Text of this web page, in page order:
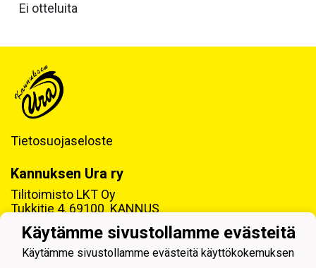
Ei otteluita
Tietosuojaseloste
Kannuksen Ura ry
Tilitoimisto LKT Oy
Tukkitie 4, 69100 KANNUS
Y-tunnus: 0218992-7
Käytämme sivustollamme evästeitä
Käytämme sivustollamme evästeitä käyttökokemuksen